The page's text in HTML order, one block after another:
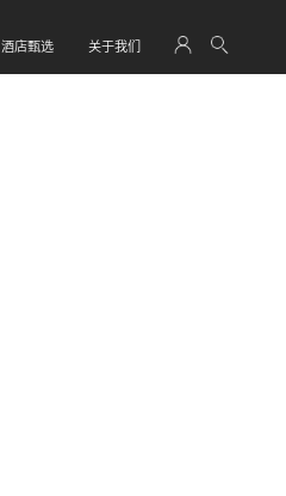
酒店甄选 关于我们